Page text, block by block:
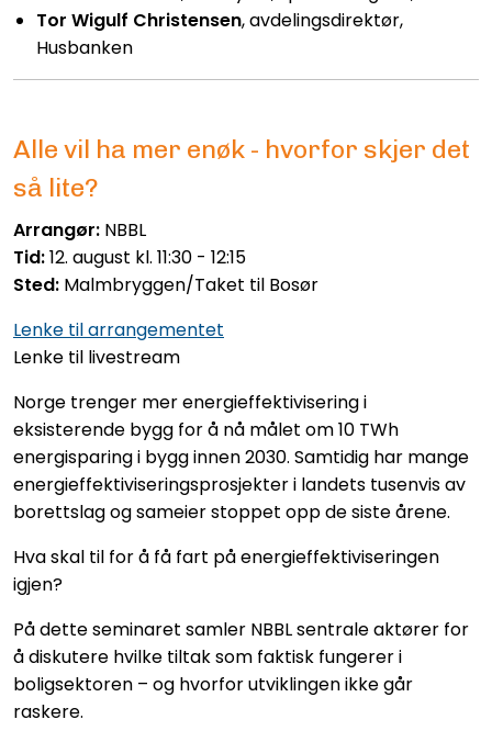
Tor Wigulf Christensen, avdelingsdirektør,
Husbanken
Alle vil ha mer enøk - hvorfor skjer det
så lite?
Arrangør: NBBL
Tid:12. august kl. 11:30 - 12:15
Sted: Malmbryggen/Taket til Bosør
Lenke til arrangementet
Lenke til livestream
Norge trenger mer energieffektivisering i
eksisterende bygg for å nå målet om 10 TWh
energisparing i bygg innen 2030. Samtidig har mange
energieffektiviseringsprosjekter i landets tusenvis av
borettslag og sameier stoppet opp de siste årene.
Hva skal til for å få fart på energieffektiviseringen
igjen?
På dette seminaret samler NBBL sentrale aktører for
å diskutere hvilke tiltak som faktisk fungerer i
boligsektoren – og hvorfor utviklingen ikke går
raskere.